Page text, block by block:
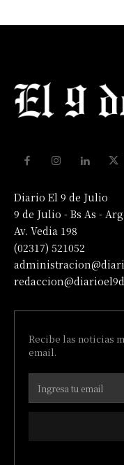
Diario El 9 de Julio
9 de Julio - Bs As -
Av. Vedia 198
(02317) 521052
Recibe las noticias
email.